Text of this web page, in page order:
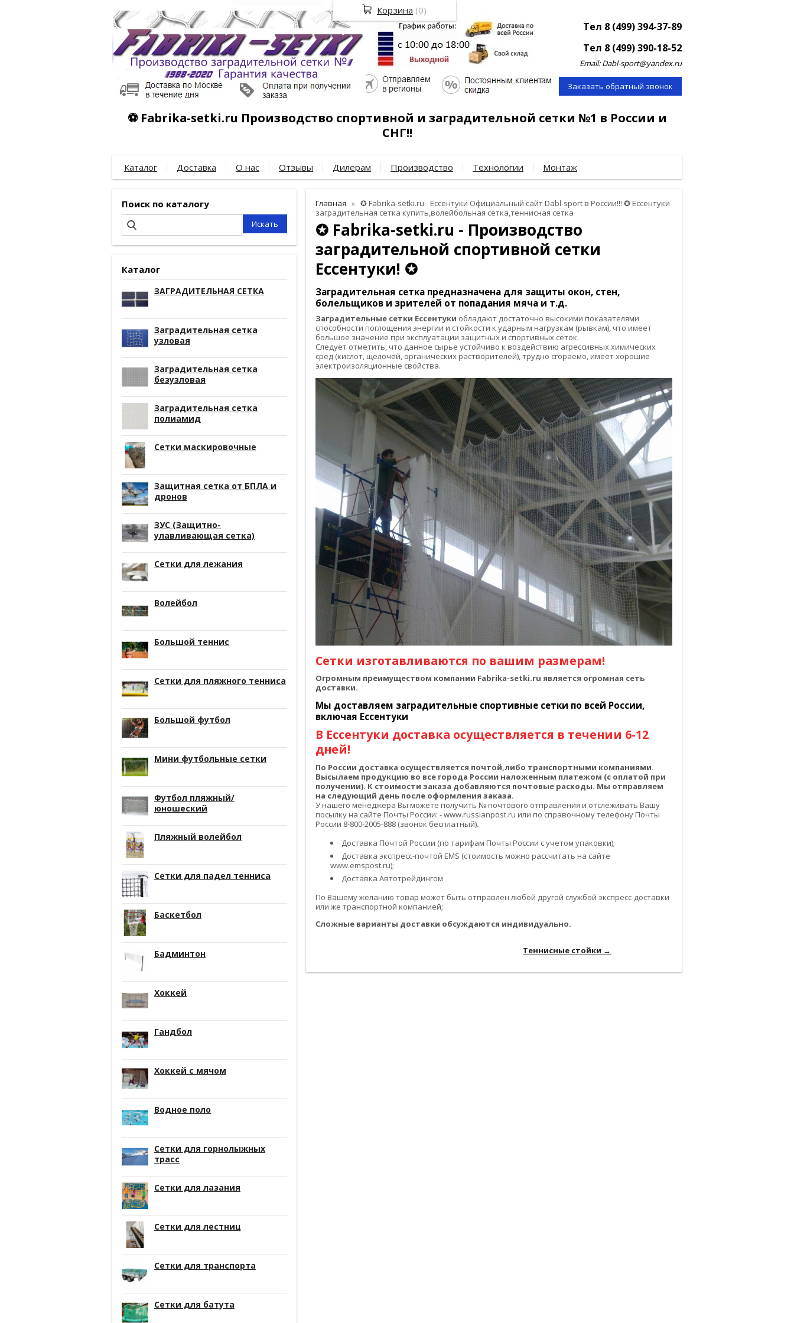
Тел 8 (499) 394-37-89
Тел 8 (499) 390-18-52
Email: Dabl-sport@yandex.ru
Заказать обратный звонок
⚽ Fabrika-setki.ru Производство спортивной и заградительной сетки №1 в России и
СНГ!!
Каталог Доставка О нас Отзывы Дилерам Производство Технологии Монтаж
Поиск по каталогу
Каталог
ЗАГРАДИТЕЛЬНАЯ СЕТКА
Заградительная сетка
узловая
Заградительная сетка
безузловая
Заградительная сетка
полиамид
Сетки маскировочные
Защитная сетка от БПЛА и
дронов
ЗУС (Защитно-
улавливающая сетка)
Сетки для лежания
Волейбол
Большой теннис
Сетки для пляжного тенниса
Большой футбол
Мини футбольные сетки
Футбол пляжный/
юношеский
Пляжный волейбол
Сетки для падел тенниса
Баскетбол
Бадминтон
Хоккей
Гандбол
Хоккей с мячом
Водное поло
Сетки для горнолыжных
трасс
Сетки для лазания
Сетки для лестниц
Сетки для транспорта
Сетки для батута
Главная
✪ Fabrika-setki.ru - Ессентуки Официальный сайт Dabl-sport в России!!! ✪ Ессентуки
заградительная сетка купить,волейбольная сетка,теннисная сетка
✪ Fabrika-setki.ru - Производство
заградительной спортивной сетки
Ессентуки! ✪
Заградительная сетка предназначена для защиты окон, стен,
болельщиков и зрителей от попадания мяча и т.д.
Заградительные сетки Ессентуки обладают достаточно высокими показателями
способности поглощения энергии и стойкости к ударным нагрузкам (рывкам), что имеет
большое значение при эксплуатации защитных и спортивных сеток.
Следует отметить, что данное сырье устойчиво к воздействию агрессивных химических
сред (кислот, щелочей, органических растворителей), трудно сгораемо, имеет хорошие
электроизоляционные свойства.
Сетки изготавливаются по вашим размерам!
Огромным преимуществом компании Fabrika-setki.ru является огромная сеть
доставки.
Мы доставляем заградительные спортивные сетки по всей России,
включая Ессентуки
В Ессентуки доставка осуществляется в течении 6-12
дней!
По России доставка осуществляется почтой,либо транспортными компаниями.
Высылаем продукцию во все города России наложенным платежом (с оплатой при
получении). К стоимости заказа добавляются почтовые расходы. Мы отправляем
на следующий день после оформления заказа.
У нашего менеджера Вы можете получить № почтового отправления и отслеживать Вашу
посылку на сайте Почты России: - www.russianpost.ru или по справочному телефону Почты
России 8-800-2005-888 (звонок бесплатный).
Доставка Почтой России (по тарифам Почты России с учетом упаковки);
Доставка экспресс-почтой EMS (стоимость можно рассчитать на сайте
www.emspost.ru);
Доставка Автотрейдингом
По Вашему желанию товар может быть отправлен любой другой службой экспресс-доставки
или же транспортной компанией;
Сложные варианты доставки обсуждаются индивидуально.
Теннисные стойки →
Корзина (0)